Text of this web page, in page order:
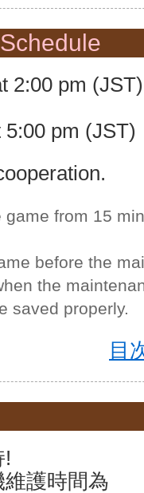
2:00 pm
5:00 pm (JST)
from 15
before the
the
saved properly.
目
!
護時間為